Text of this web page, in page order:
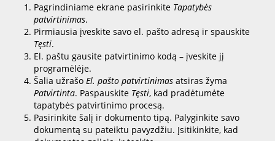
Pagrindiniame ekrane pasirinkite Tapatybės
patvirtinimas.
Pirmiausia įveskite savo el. pašto adresą ir spauskite
Tęsti.
El. paštu gausite patvirtinimo kodą – įveskite jį
programėlėje.
Šalia užrašo El. pašto patvirtinimas atsiras žyma
Patvirtinta. Paspauskite Tęsti, kad pradėtumėte
tapatybės patvirtinimo procesą.
Pasirinkite šalį ir dokumento tipą. Palyginkite savo
dokumentą su pateiktu pavyzdžiu. Įsitikinkite, kad